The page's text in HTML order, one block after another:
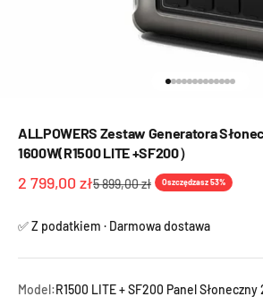
ALLPOWERS Zestaw Generatora
1600W(R1500 LITE +SF200）
Cena promocyjna
2 799,00 złCena regularna
5 899,00 zł Oszczędzasz 53%
✅ Z podatkiem · Darmowa dostawa
Model:R1500 LITE + SF200 Panel Słoneczny